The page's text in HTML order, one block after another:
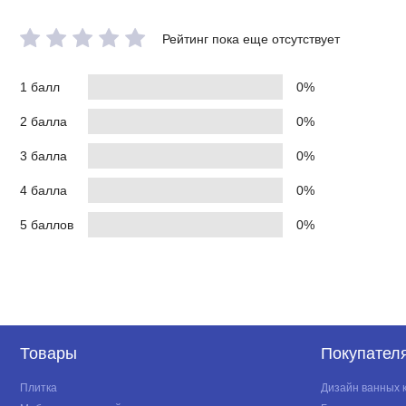
Рейтинг пока еще отсутствует
1 балл 0%
2 балла 0%
3 балла 0%
4 балла 0%
5 баллов 0%
Товары
Плитка
Дизайн ванных